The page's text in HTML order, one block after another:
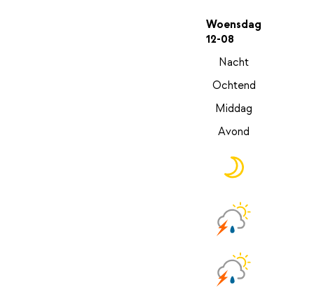
Woensdag
12-08
Nacht
Ochtend
Middag
Avond